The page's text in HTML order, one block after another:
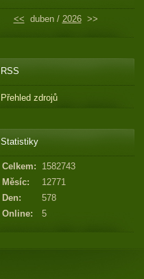
<< duben / 2026 >>
RSS
Přehled zdrojů
Statistiky
Online: 5
Celkem:
1582743
Měsíc:
12771
Den:
578